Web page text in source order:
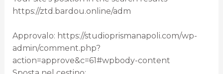
https://ztd.bardou.online/adm
Approvalo: https://studioprismanapoli.com/wp-
admin/comment.php?
action=approve&c=61#wpbody-content